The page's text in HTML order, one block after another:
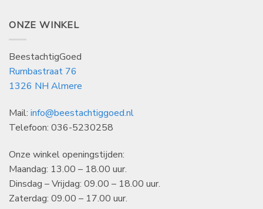
ONZE WINKEL
BeestachtigGoed
Rumbastraat 76
1326 NH Almere
Mail: info@beestachtiggoed.nl
Telefoon: 036-5230258
Onze winkel openingstijden:
Maandag: 13.00 – 18.00 uur.
Dinsdag – Vrijdag: 09.00 – 18.00 uur.
Zaterdag: 09.00 – 17.00 uur.